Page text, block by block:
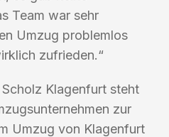
Team war sehr
Umzug problemlos
zufrieden.“
Klagenfurt steht
zur
Umzug von Klagenfurt